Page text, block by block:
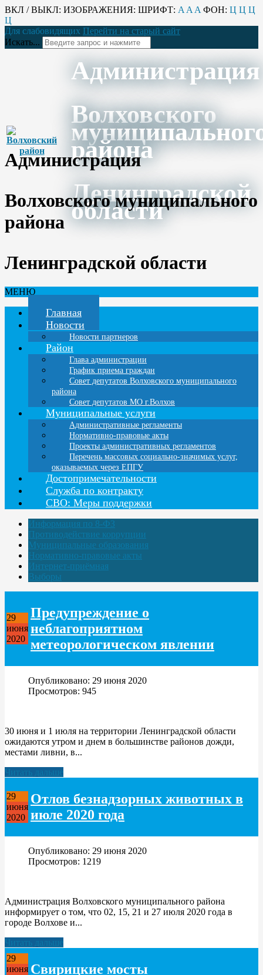
ВКЛ / ВЫКЛ: ИЗОБРАЖЕНИЯ: ШРИФТ: A A A ФОН: Ц Ц Ц
Ц
Для слабовидящих Перейти на старый сайт
Искать...
Администрация
Волховского
района
Ленинградской
области
Администрация
Волховского муниципального
района
Ленинградской области
МЕНЮ
Главная
Новости
Новости партнеров
Район
Глава администрации
График приема граждан
Совет депутатов Волховского муниципального
района
Совет депутатов МО г.Волхов
Муниципальные услуги
Административные регламенты
Нормативно-правовые акты
Проекты административных регламентов
Перечень массовых социально-значимых услуг,
оказываемых через ЕПГУ
Достопримечательности
Служба по контракту
СВО: Меры поддержки
Информация по 8-ФЗ
Противодействие коррупции
Муниципальные образования
Нормативно-правовые акты
Интернет-приёмная
Выборы
29
июня
2020
Предупреждение о
неблагоприятном
метеорологическом явлении
Опубликовано: 29 июня 2020
Просмотров: 945
30 июня и 1 июля на территории Ленинградской области
ожидаются утром и днем в большинстве районов дожди,
местами ливни, в...
Читать дальше
29
июня
2020
Отлов безнадзорных животных в
июле 2020 года
Опубликовано: 29 июня 2020
Просмотров: 1219
Администрация Волховского муниципального района
информирует о том, что 02, 15, 21 и 27 июля 2020 года в
городе Волхове и...
Читать дальше
29
июня Свирицкие мосты